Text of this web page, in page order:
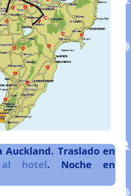
Auckland. Traslado en
hotel. Noche en